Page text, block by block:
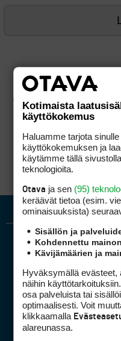
Kotimaista
käyttökokemus
Haluamme tarjota
käyttökokemuksen ja
käytämme tällä
teknologioita.
Otava ja sen (95)
keräävät tietoa (esim.
ominaisuuk­sista)
Sisällön ja
Kohdennettu
Kävijämäärien ja
Hyväksymällä evästeet,
näihin
osa palveluista tai
optimaalisesti. Voit
klikkaamalla
alareunassa.